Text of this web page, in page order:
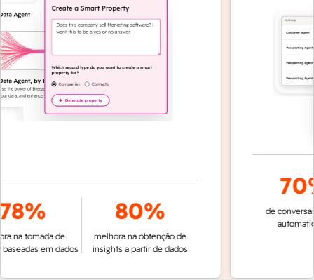
na tomada de
em dados
80%
melhora na obtenção de
insights a partir de dados
de conversas